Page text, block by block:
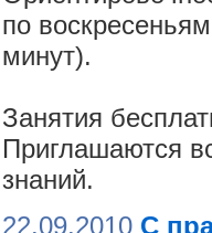
по
минут).
Занятия
Приглашаются
знаний.
22.09.2010 С